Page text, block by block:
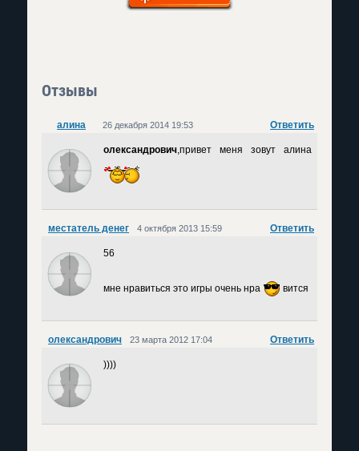
Отзывы
алина Ответить
26 декабря 2014 19:53
олександрович ,привет меня зовут алина
местатель денег Ответить
4 октября 2013 15:59
56
мне нравиться это игры очень нра вится
олександрович Ответить
23 марта 2012 17:04
))))